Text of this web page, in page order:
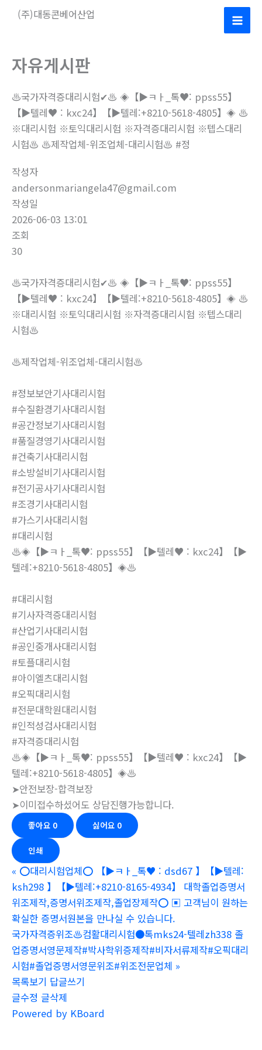
(주)대동콘베어산업
Main
자유게시판
♨️국가자격증대리시험✔♨️ ◈【▶ㅋㅏ_톡♥: ppss55】
【▶텔레♥ : kxc24】【▶텔레:+8210-5618-4805】◈ ♨️
※대리시험 ※토익대리시험 ※자격증대리시험 ※텝스대리
시험♨️ ♨️제작업체-위조업체-대리시험♨️ #정
작성자
andersonmariangela47@gmail.com
작성일
2026-06-03 13:01
조회
30
♨️국가자격증대리시험✔♨️ ◈【▶ㅋㅏ_톡♥: ppss55】
【▶텔레♥ : kxc24】【▶텔레:+8210-5618-4805】◈ ♨️
※대리시험 ※토익대리시험 ※자격증대리시험 ※텝스대리
시험♨️
♨️제작업체-위조업체-대리시험♨️
#정보보안기사대리시험
#수질환경기사대리시험
#공간정보기사대리시험
#품질경영기사대리시험
#건축기사대리시험
#소방설비기사대리시험
#전기공사기사대리시험
#조경기사대리시험
#가스기사대리시험
#대리시험
♨️◈【▶ㅋㅏ_톡♥: ppss55】【▶텔레♥ : kxc24】【▶
텔레:+8210-5618-4805】◈♨️
#대리시험
#기사자격증대리시험
#산업기사대리시험
#공인중개사대리시험
#토플대리시험
#아이엘츠대리시험
#오픽대리시험
#전문대학원대리시험
#인적성검사대리시험
#자격증대리시험
♨️◈【▶ㅋㅏ_톡♥: ppss55】【▶텔레♥ : kxc24】【▶
텔레:+8210-5618-4805】◈♨️
➤안전보장-합격보장
➤이미접수하셨어도 상담진행가능합니다.
좋아요 0 싫어요 0
인쇄
« ⭕️대리시험업체⭕️ 【▶ㅋㅏ_톡♥ : dsd67 】【▶텔레:
ksh298 】【▶텔레:+8210-8165-4934】 대학졸업증명서
위조제작,증명서위조제작,졸업장제작⭕️ ▣ 고객님이 원하는
확실한 증명서원본을 만나실 수 있습니다.
국가자격증위조♨컴활대리시험●톡mks24-텔레zh338 졸
업증명서영문제작#박사학위증제작#비자서류제작#오픽대리
시험#졸업증명서영문위조#위조전문업체 »
목록보기 답글쓰기
글수정 글삭제
Powered by KBoard